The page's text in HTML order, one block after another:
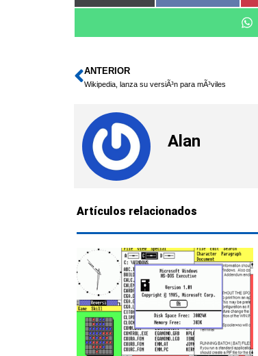
Ant
ANTERIOR
Wikipedia, lanza su versiÃ³n para mÃ³viles
Alan
Artículos relacionados